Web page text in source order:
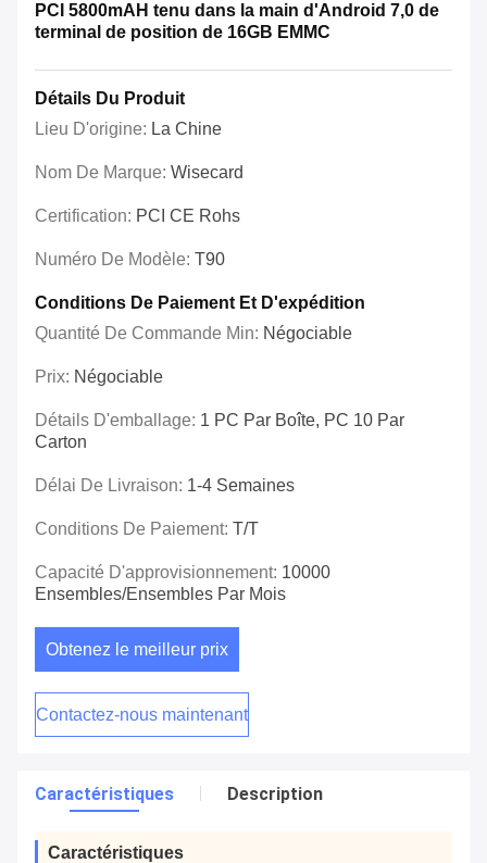
PCI 5800mAH tenu dans la main d'Android 7,0 de
terminal de position de 16GB EMMC
Détails Du Produit
Lieu D'origine: La Chine
Nom De Marque: Wisecard
Certification: PCI CE Rohs
Numéro De Modèle: T90
Conditions De Paiement Et D'expédition
Quantité De Commande Min: Négociable
Prix: Négociable
Détails D'emballage: 1 PC Par Boîte, PC 10 Par
Carton
Délai De Livraison: 1-4 Semaines
Conditions De Paiement: T/T
Capacité D'approvisionnement: 10000
Ensembles/ensembles Par Mois
Obtenez le meilleur prix
Contactez-nous maintenant
Caractéristiques Description
Caractéristiques